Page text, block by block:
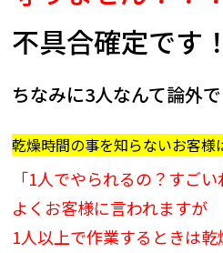
不具合確定です！
ちなみに3人なんて論外
乾燥時間の事を知らないお客様
「1人でやられるの？すご
よくお客様に言われますが
1人以上で作業するときは乾